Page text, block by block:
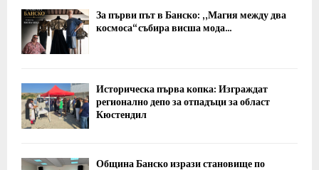
За първи път в Банско: „Магия между два
космоса“ събира висша мода...
Историческа първа копка: Изграждат
регионално депо за отпадъци за област
Кюстендил
Община Банско изрази становище по